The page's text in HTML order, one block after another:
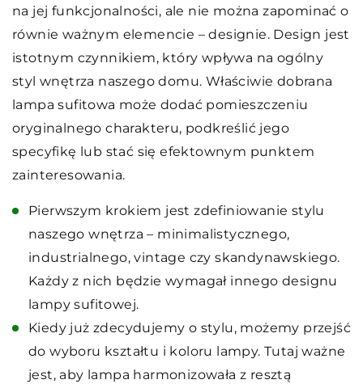
na jej funkcjonalności, ale nie można zapominać o
równie ważnym elemencie – designie. Design jest
istotnym czynnikiem, który wpływa na ogólny
styl wnętrza naszego domu. Właściwie dobrana
lampa sufitowa może dodać pomieszczeniu
oryginalnego charakteru, podkreślić jego
specyfikę lub stać się efektownym punktem
zainteresowania.
Pierwszym krokiem jest zdefiniowanie stylu
naszego wnętrza – minimalistycznego,
industrialnego, vintage czy skandynawskiego.
Każdy z nich będzie wymagał innego designu
lampy sufitowej.
Kiedy już zdecydujemy o stylu, możemy przejść
do wyboru kształtu i koloru lampy. Tutaj ważne
jest, aby lampa harmonizowała z resztą